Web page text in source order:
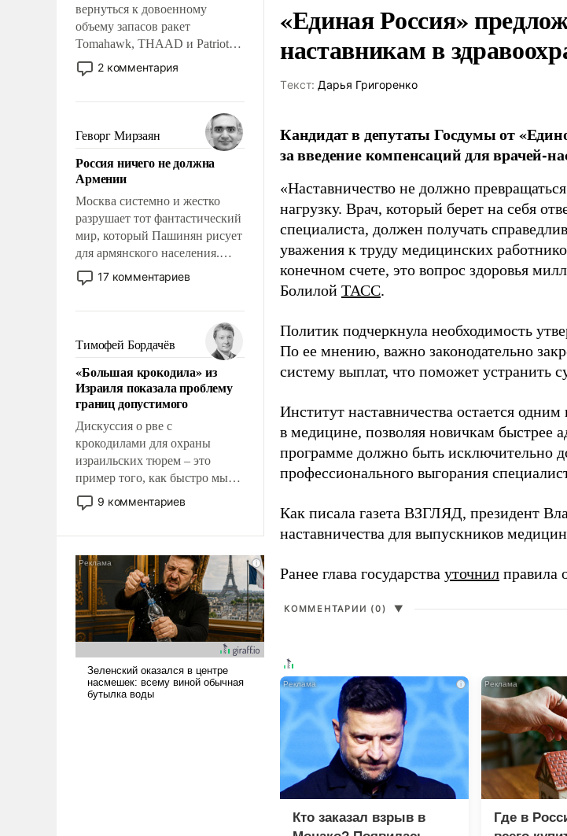
вернуться к довоенному
объему запасов ракет
Tomahawk, THAAD и Patriot
США потребуется более трех
лет. Даже небольшая война с
Сложившаяся ситуация
означает многолетний период
уязвимости США, например,
перед Китаем.
2 комментария
Геворг Мирзаян
Россия ничего не должна
Армении
Москва системно и жестко
разрушает тот фантастический
мир, который Пашинян рисует
для армянского населения.
Мир, где политические
прожекты будут безусловно
налогоплательщиков и где
Еревану за свои поступки не
нужно отвечать.
17 комментариев
Тимофей Бордачёв
«Большая крокодила» из
Израиля показала проблему
границ допустимого
Дискуссия о рве с
крокодилами для охраны
израильских тюрем – это
пример того, как быстро мы
двигаемся по пути
революционных изменений.
псевдонаучной фантастики,
стало всерьез обсуждаемой
идеей.
9 комментариев
«Единая Россия»
наставникам в
Tекст: Дарья Григоренко
Кандидат в депутаты Госдумы от
за введение компенсаций для врачей-
«Наставничество не должно
нагрузку. Врач, который берет на себя
специалиста, должен получать
уважения к труду медицинских
конечном счете, это вопрос здоровья
Болилой ТАСС.
Политик подчеркнула необходимость
По ее мнению, важно законодательно
систему выплат, что поможет устранить
Институт наставничества остается
в медицине, позволяя новичкам быстрее
программе должно быть исключительно
профессионального выгорания
Как писала газета ВЗГЛЯД, президент
наставничества для выпускников
Ранее глава государства уточнил правила
КОММЕНТАРИИ (0) ▼
i
Кто заказал взрыв в
Где в